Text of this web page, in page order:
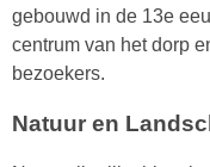
gebouwd in de 13e
centrum van het dorp
bezoekers.
Natuur en